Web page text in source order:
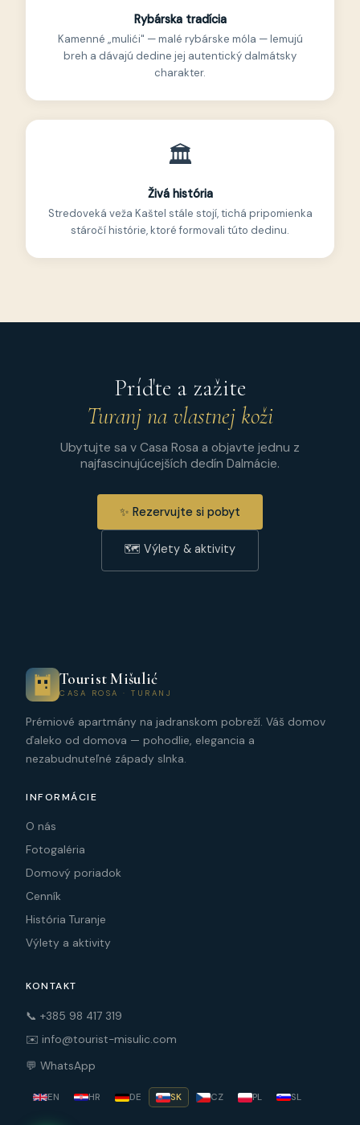
Rybárska tradícia
Kamenné „mulići" — malé rybárske móla — lemujú
breh a dávajú dedine jej autentický dalmátsky
charakter.
🏛
Živá história
Stredoveká veža Kaštel stále stojí, tichá pripomienka
stáročí histórie, ktoré formovali túto dedinu.
Príďte a zažite
Turanj na vlastnej koži
Ubytujte sa v Casa Rosa a objavte jednu z
najfascinujúcejších dedín Dalmácie.
✨ Rezervujte si pobyt
🗺 Výlety & aktivity
Tourist Mišulić
CASA ROSA · TURANJ
Prémiové apartmány na jadranskom pobreží. Váš domov
ďaleko od domova — pohodlie, elegancia a
nezabudnuteľné západy slnka.
INFORMÁCIE
O nás
Fotogaléria
Domový poriadok
Cenník
História Turanje
Výlety a aktivity
KONTAKT
📞 +385 98 417 319
✉️ info@tourist-misulic.com
💬 WhatsApp
EN HR DE SK CZ PL SL